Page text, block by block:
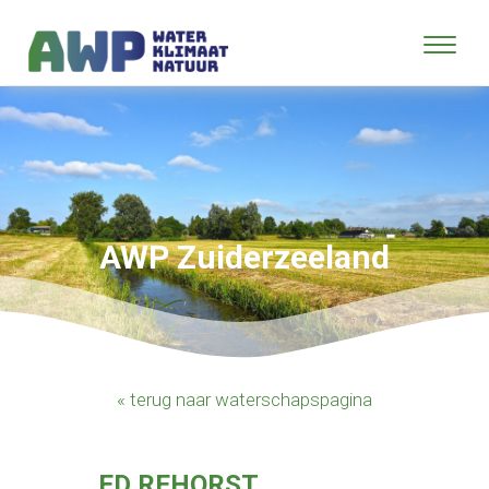
AWP Zuiderzeeland
« terug naar waterschapspagina